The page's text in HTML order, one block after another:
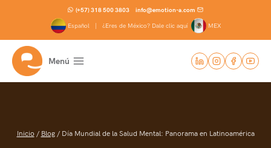
(+57) 318 500 3803 info@emotion-a.com
Español | ¿Eres de México? Dale clic aquí MEX
Menú
Inicio / Blog / Día Mundial de la Salud Mental: Panorama en Latinoamérica